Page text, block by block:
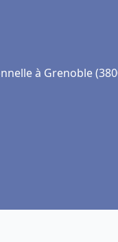
à Grenoble